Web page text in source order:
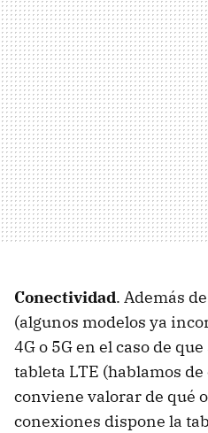
Conectividad. Además
(algunos modelos ya
4G o 5G en el caso de
tableta LTE (hablamos
conviene valorar de qué
conexiones dispone la